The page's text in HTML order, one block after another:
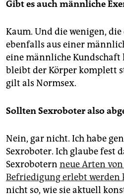
Gibt es auch männliche
Kaum. Und die wenigen, die
ebenfalls aus einer
eine männliche
bleibt der Körper komplett
gilt als Normsex.
Sollten Sexroboter also
Nein, gar nicht. Ich habe
Sexroboter. Ich glaube fest
Sexrobotern neue Arten
Befriedigung erlebt werden
nicht so, wie sie aktuell